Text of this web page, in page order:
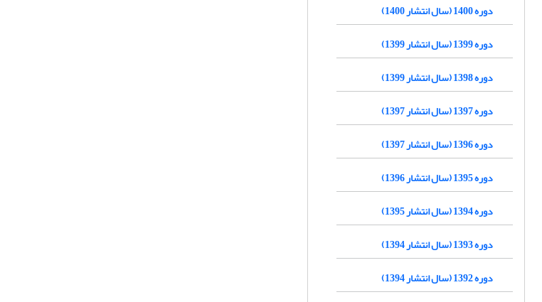
دوره 1400 (سال انتشار 1400)
دوره 1399 (سال انتشار 1399)
دوره 1398 (سال انتشار 1399)
دوره 1397 (سال انتشار 1397)
دوره 1396 (سال انتشار 1397)
دوره 1395 (سال انتشار 1396)
دوره 1394 (سال انتشار 1395)
دوره 1393 (سال انتشار 1394)
دوره 1392 (سال انتشار 1394)